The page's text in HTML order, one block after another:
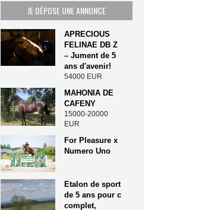
JE DÉPOSE UNE ANNONCE
APRECIOUS
FELINAE DB Z
– Jument de 5
ans d'avenir!
54000 EUR
MAHONIA DE
CAFENY
15000-20000
EUR
For Pleasure x
Numero Uno
Etalon de sport
de 5 ans pour c
complet,